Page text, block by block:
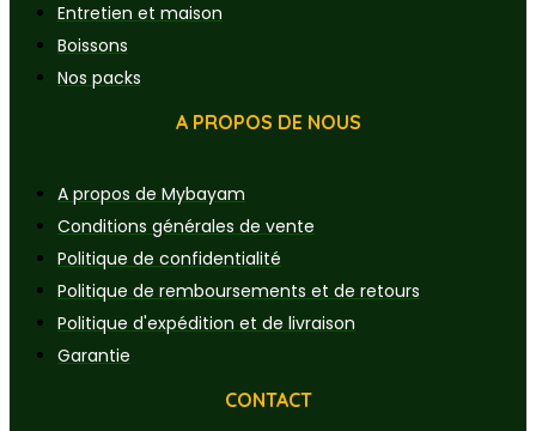
Entretien et maison
Boissons
Nos packs
A PROPOS DE NOUS
A propos de Mybayam
Conditions générales de vente
Politique de confidentialité
Politique de remboursements et de retours
Politique d'expédition et de livraison
Garantie
CONTACT